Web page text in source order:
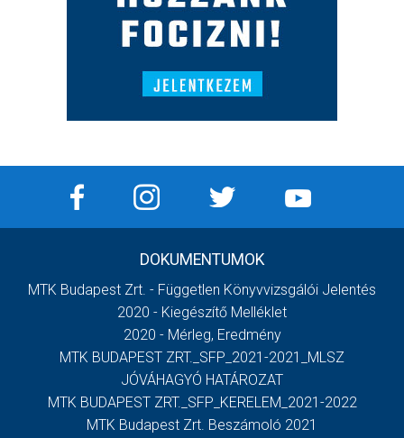
DOKUMENTUMOK
MTK Budapest Zrt. - Független Könyvvizsgálói Jelentés
2020 - Kiegészítő Melléklet
2020 - Mérleg, Eredmény
MTK BUDAPEST ZRT._SFP_2021-2021_MLSZ
JÓVÁHAGYÓ HATÁROZAT
MTK BUDAPEST ZRT._SFP_KERELEM_2021-2022
MTK Budapest Zrt. Beszámoló 2021